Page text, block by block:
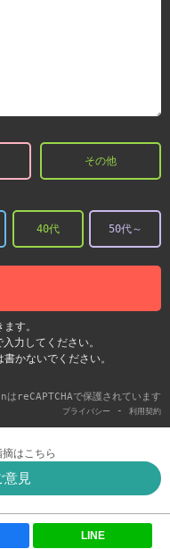
その他
40代 50代～
す。
力してください。
かないでください。
はreCAPTCHAで保護されています
プライバシー - 利用契約
はこちら
意見
LINE